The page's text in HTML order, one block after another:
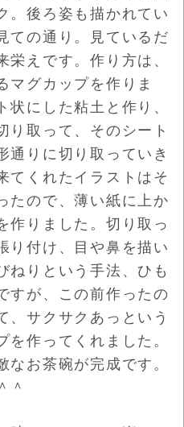
。後ろ姿も描かれてい
ての通り。見ているだ
栄えです。作り方は、
マグカップを作りま
状にした粘土と作り、
り取って、そのシート
通りに切り取っていき
てくれたイラストはそ
たので、薄い紙に上か
作りました。切り取っ
り付け、目や鼻を描い
ねりという手法、ひも
すが、この前作ったの
、サクサクあっという
を作ってくれました。
なお茶碗が完成です。
＾